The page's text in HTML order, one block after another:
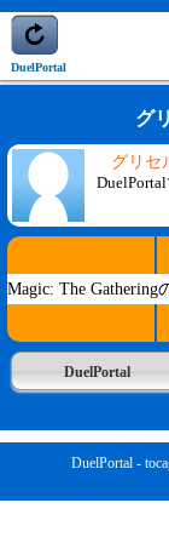
DuelPortal
グ
グリセ
Magic: The Gathering
DuelPortal
DuelPortal -